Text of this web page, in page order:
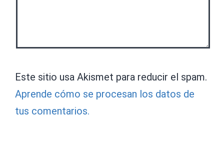
Este sitio usa Akismet para reducir el spam.
Aprende cómo se procesan los datos de
tus comentarios.